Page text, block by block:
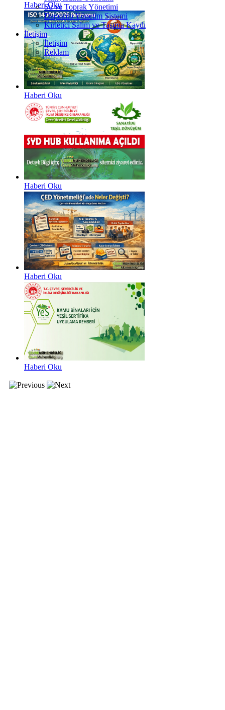
Haberi Oku
Haberi Oku
Haberi Oku
Haberi Oku
Haberi Oku
Su ve Toprak Yönetimi
Depozito Yönetim Sistemi
Kirletici Salım ve Taşıma Kaydı
İletişim
İletişim
Reklam